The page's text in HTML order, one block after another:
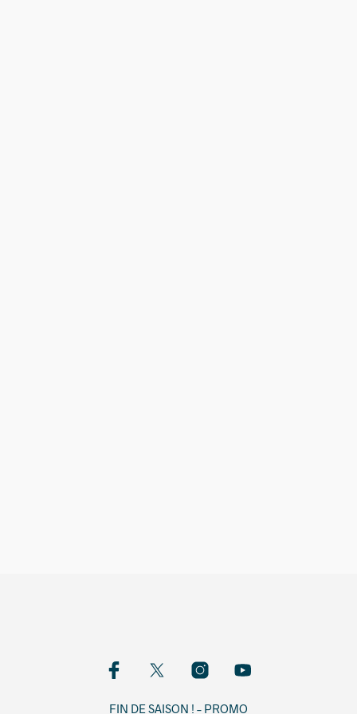
FIN DE SAISON ! – PROMO